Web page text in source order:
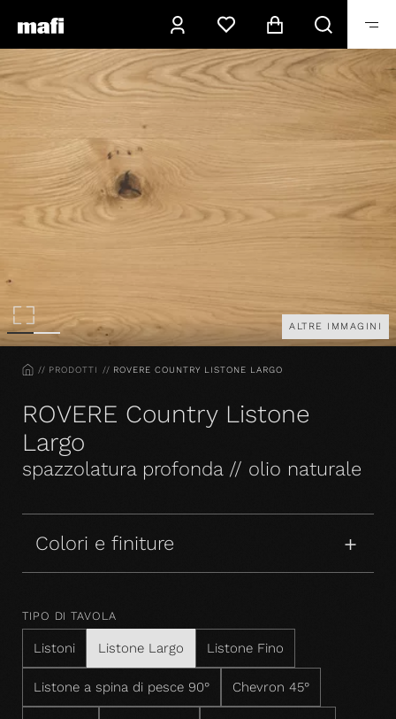
ALTRE IMMAGINI
HOMEPRODOTTI ROVERE COUNTRY LISTONE LARGO
ROVERE Country Listone
Largo
spazzolatura profonda // olio naturale
Colori e finiture
TIPO DI TAVOLA
Listoni Listone Largo Listone Fino
Listone a spina di pesce 90° Chevron 45°